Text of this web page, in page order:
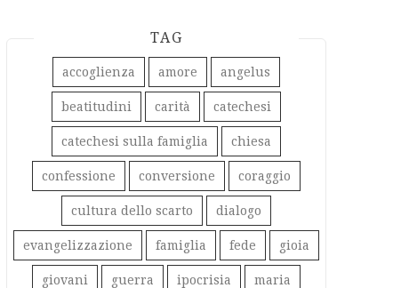
TAG
accoglienza amore angelus
beatitudini carità catechesi
catechesi sulla famiglia chiesa
confessione conversione coraggio
cultura dello scarto dialogo
evangelizzazione famiglia fede gioia
giovani guerra ipocrisia maria